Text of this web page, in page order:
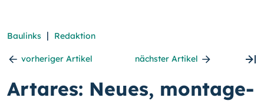
Baulinks | Redaktion
vorheriger Artikel nächster Artikel
Artares: Neues, montage-